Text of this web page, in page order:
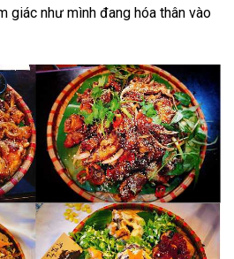
giác như mình đang hóa thân vào